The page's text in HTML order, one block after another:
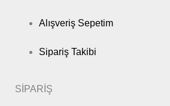
Alışveriş Sepetim
Sipariş Takibi
SİPARİŞ